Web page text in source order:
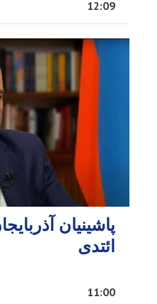
12:09
پاشینیان
ائتدی
11:00